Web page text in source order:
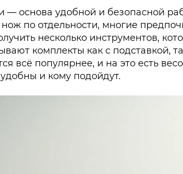
— основа удобной и безопасной
по отдельности, многие
несколько инструментов,
комплекты как с подставкой,
всё популярнее, и на это есть
и кому подойдут.